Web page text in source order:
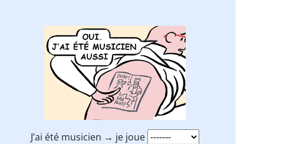
J’ai été musicien → je joue